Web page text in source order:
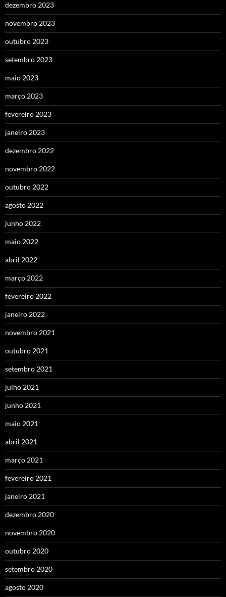
dezembro 2023
novembro 2023
outubro 2023
setembro 2023
maio 2023
março 2023
fevereiro 2023
janeiro 2023
dezembro 2022
novembro 2022
outubro 2022
agosto 2022
junho 2022
maio 2022
abril 2022
março 2022
fevereiro 2022
janeiro 2022
novembro 2021
outubro 2021
setembro 2021
julho 2021
junho 2021
maio 2021
abril 2021
março 2021
fevereiro 2021
janeiro 2021
dezembro 2020
novembro 2020
outubro 2020
setembro 2020
agosto 2020